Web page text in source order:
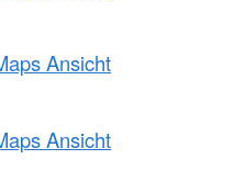
Ansicht
Ansicht